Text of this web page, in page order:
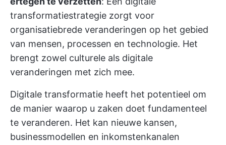
transformatiestrategie zorgt voor
organisatiebrede veranderingen op het gebied
van mensen, processen en technologie. Het
brengt zowel culturele als digitale
veranderingen met zich mee.
Digitale transformatie heeft het potentieel om
de manier waarop u zaken doet fundamenteel
te veranderen. Het kan nieuwe kansen,
businessmodellen en inkomstenkanalen